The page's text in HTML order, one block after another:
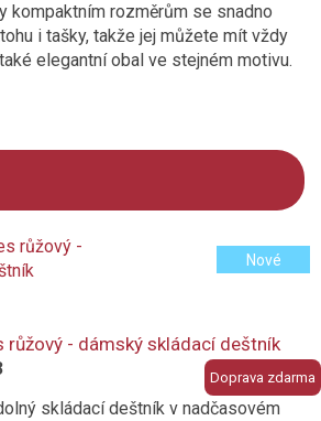
kompaktním rozměrům se snadno
i tašky, takže jej můžete mít vždy
elegantní obal ve stejném motivu.
Doprava zdarma
Nové
růžový - dámský skládací deštník
skládací deštník v nadčasovém